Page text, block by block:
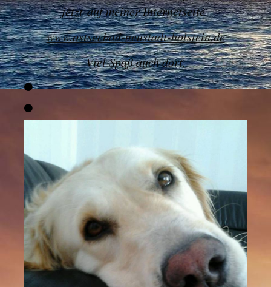
jetztauf meiner Internetseite
www.ostseebad-neustadt-holstein.de
Viel Spaß auch dort.